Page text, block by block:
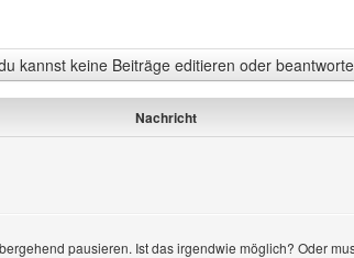
kannst keine Beiträge editieren oder
Nachricht
pausieren. Ist das irgendwie möglich? Oder